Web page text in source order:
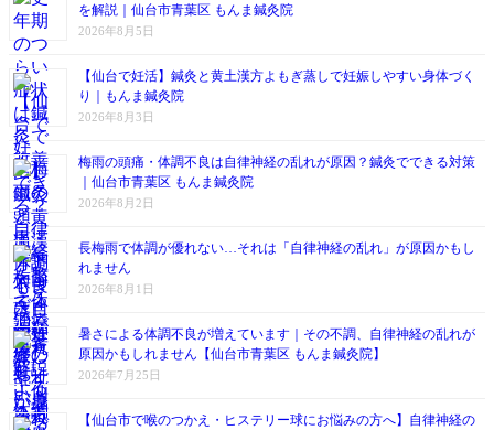
を解説｜仙台市青葉区 もんま鍼灸院
2026年8月5日
【仙台で妊活】鍼灸と黄土漢方よもぎ蒸しで妊娠しやすい身体づく
り｜もんま鍼灸院
2026年8月3日
梅雨の頭痛・体調不良は自律神経の乱れが原因？鍼灸でできる対策
｜仙台市青葉区 もんま鍼灸院
2026年8月2日
長梅雨で体調が優れない…それは「自律神経の乱れ」が原因かもし
れません
2026年8月1日
暑さによる体調不良が増えています｜その不調、自律神経の乱れが
原因かもしれません【仙台市青葉区 もんま鍼灸院】
2026年7月25日
【仙台市で喉のつかえ・ヒステリー球にお悩みの方へ】自律神経の